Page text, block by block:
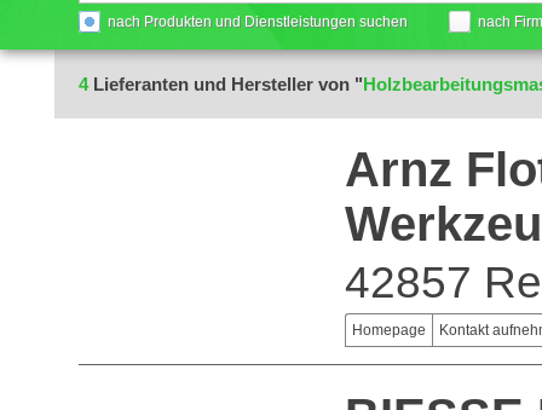
nach Produkten und Dienstleistungen suchen nach
4Lieferanten und Hersteller von "
Arnz
42857
Homepage Kontakt